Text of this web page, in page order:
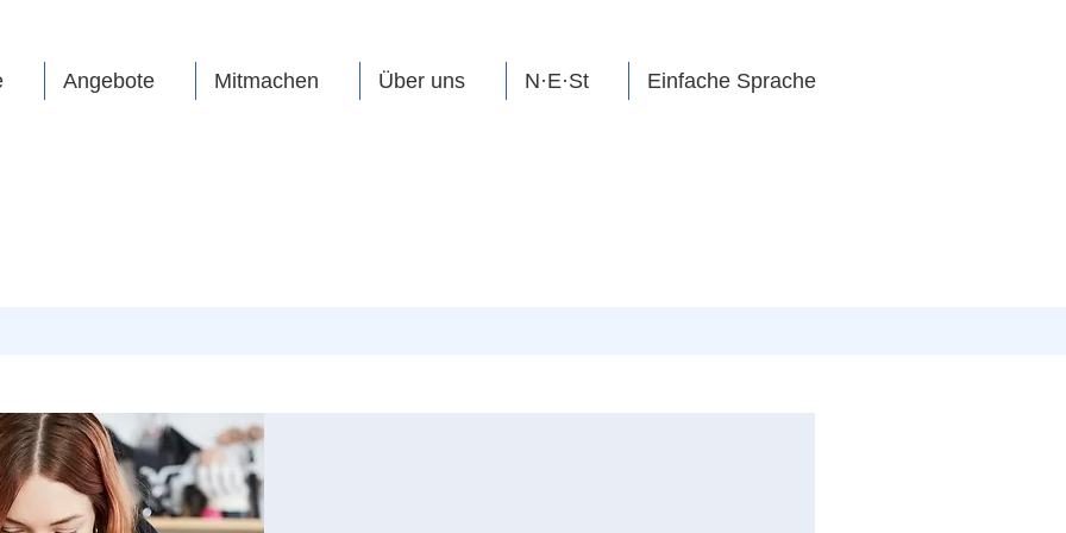
Angebote Mitmachen Über uns N·E·St Einfache Sprache